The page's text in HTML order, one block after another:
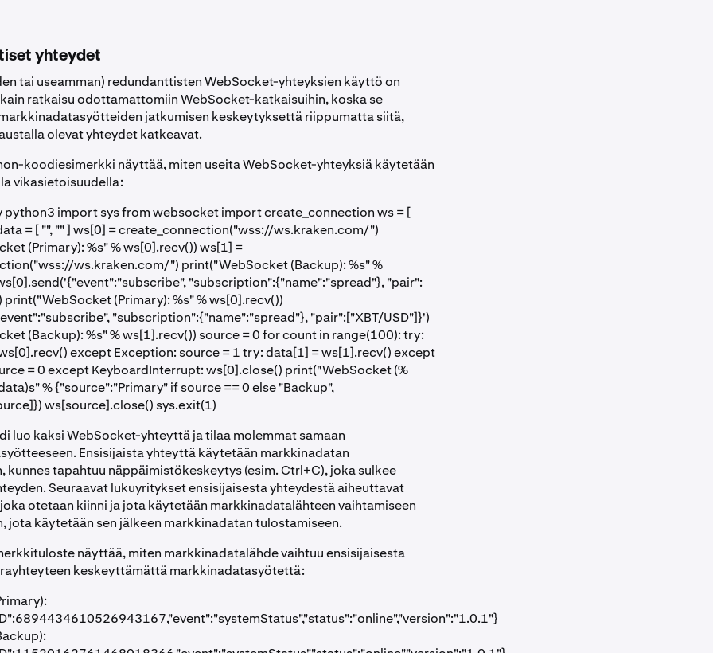
yhteydet
tai useamman) redundanttisten WebSocket-yhteyksien käyttö on
ratkaisu odottamattomiin WebSocket-katkaisuihin, koska se
jatkumisen keskeytyksettä riippumatta siitä,
olevat yhteydet katkeavat.
koodiesimerkki näyttää, miten useita WebSocket-yhteyksiä käytetään
vikasietoisuudella:
import sys from websocket import create_connection ws = [
= [ "", "" ] ws[0] = create_connection("wss://ws.kraken.com/")
(Primary): %s" % ws[0].recv()) ws[1] =
ws.kraken.com/") print("WebSocket (Backup): %s" %
"subscription":{"name":"spread"}, "pair":
print("WebSocket (Primary): %s" % ws[0].recv())
"subscription":{"name":"spread"}, "pair":["XBT/USD"]}')
(Backup): %s" % ws[1].recv()) source = 0 for count in range(100): try:
except Exception: source = 1 try: data[1] = ws[1].recv() except
= 0 except KeyboardInterrupt: ws[0].close() print("WebSocket (%
% {"source":"Primary" if source == 0 else "Backup",
ws[source].close() sys.exit(1)
luo kaksi WebSocket-yhteyttä ja tilaa molemmat samaan
Ensisijaista yhteyttä käytetään markkinadatan
kunnes tapahtuu näppäimistökeskeytys (esim. Ctrl+C), joka sulkee
Seuraavat lukuyritykset ensisijaisesta yhteydestä aiheuttavat
otetaan kiinni ja jota käytetään markkinadatalähteen vaihtamiseen
jota käytetään sen jälkeen markkinadatan tulostamiseen.
näyttää, miten markkinadatalähde vaihtuu ensisijaisesta
keskeyttämättä markkinadatasyötettä: